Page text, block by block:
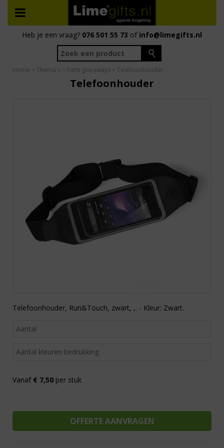
Heb je een vraag? 076 501 55 73 of info@limegifts.nl
Home > Thema's > Fiets giveaways > Telefoonhouder
Telefoonhouder
Telefoonhouder, Run&Touch, zwart, ,. - Kleur: Zwart.
Vanaf € 7,50 per stuk